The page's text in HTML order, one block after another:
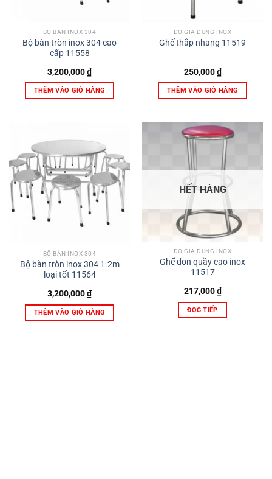
BỘ BÀN INOX 304
Bộ bàn tròn inox 304 cao
cấp 11558
3,200,000₫
THÊM VÀO GIỎ HÀNG
ĐỒ GIA DỤNG INOX
Ghế thắp nhang 11519
250,000₫
THÊM VÀO GIỎ HÀNG
BỘ BÀN INOX 304
Bộ bàn tròn inox 304 1.2m
loại tốt 11564
3,200,000₫
THÊM VÀO GIỎ HÀNG
HẾT HÀNG
ĐỒ GIA DỤNG INOX
Ghế đon quầy cao inox
11517
217,000₫
ĐỌC TIẾP